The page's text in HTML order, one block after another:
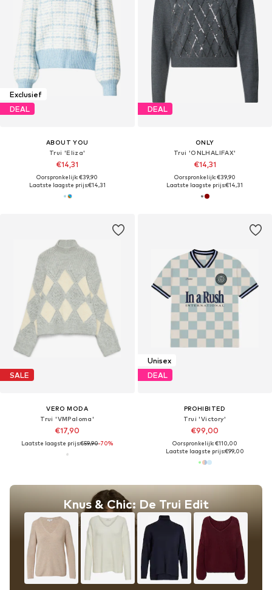
Exclusief
DEAL
ABOUT YOU
Trui 'Eliza'
€14,31
Oorspronkelijk: €39,90
Laatste laagste prijs:€14,31
DEAL
ONLY
Trui 'ONLHALIFAX'
€14,31
Oorspronkelijk: €39,90
Laatste laagste prijs:€14,31
SALE
VERO MODA
Trui 'VMPaloma'
€17,90
Laatste laagste prijs:€59,90-70%
Knus & Chic: De Trui Edit
Unisex
DEAL
PROHIBITED
Trui 'Victory'
€99,00
Oorspronkelijk: €110,00
Laatste laagste prijs:€99,00